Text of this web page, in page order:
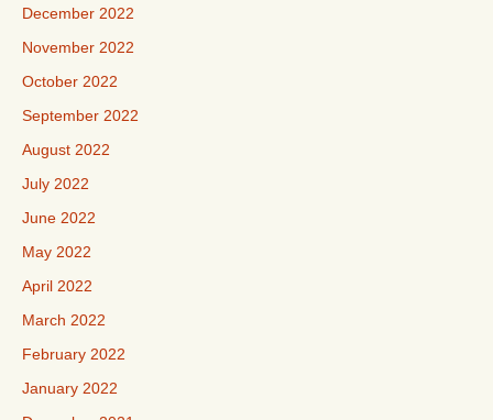
December 2022
November 2022
October 2022
September 2022
August 2022
July 2022
June 2022
May 2022
April 2022
March 2022
February 2022
January 2022